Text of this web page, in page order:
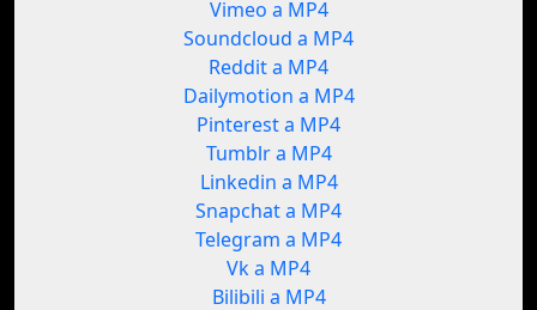
Vimeo a MP4
Soundcloud a MP4
Reddit a MP4
Dailymotion a MP4
Pinterest a MP4
Tumblr a MP4
Linkedin a MP4
Snapchat a MP4
Telegram a MP4
Vk a MP4
Bilibili a MP4